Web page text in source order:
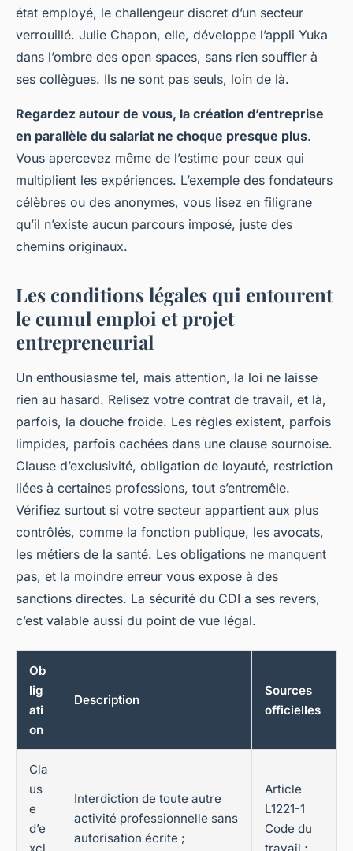
état employé, le challengeur discret d’un secteur
verrouillé. Julie Chapon, elle, développe l’appli Yuka
dans l’ombre des open spaces, sans rien souffler à
ses collègues. Ils ne sont pas seuls, loin de là.
Regardez autour de vous, la création d’entreprise
en parallèle du salariat ne choque presque plus.
Vous apercevez même de l’estime pour ceux qui
multiplient les expériences. L’exemple des fondateurs
célèbres ou des anonymes, vous lisez en filigrane
qu’il n’existe aucun parcours imposé, juste des
chemins originaux.
Les conditions légales qui entourent
le cumul emploi et projet
entrepreneurial
Un enthousiasme tel, mais attention, la loi ne laisse
rien au hasard. Relisez votre contrat de travail, et là,
parfois, la douche froide. Les règles existent, parfois
limpides, parfois cachées dans une clause sournoise.
Clause d’exclusivité, obligation de loyauté, restriction
liées à certaines professions, tout s’entremêle.
Vérifiez surtout si votre secteur appartient aux plus
contrôlés, comme la fonction publique, les avocats,
les métiers de la santé. Les obligations ne manquent
pas, et la moindre erreur vous expose à des
sanctions directes. La sécurité du CDI a ses revers,
c’est valable aussi du point de vue légal.
Ob
lig
ati
on
Description
Sources
officielles
Cla
us
e
d’e
Interdiction de toute autre
activité professionnelle sans
autorisation écrite ;
Article
L1221-1
Code du